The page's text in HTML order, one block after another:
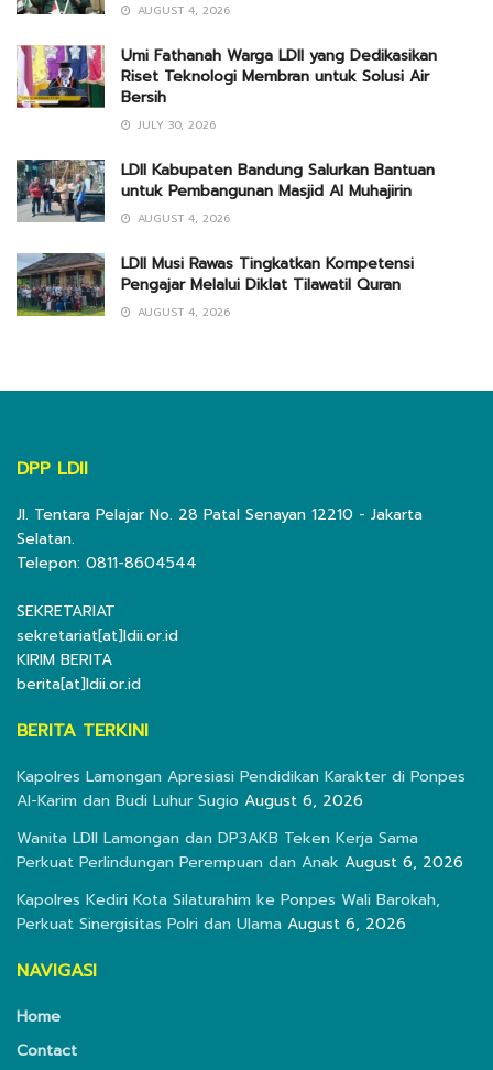
AUGUST 4, 2026
Umi Fathanah Warga LDII yang Dedikasikan
Riset Teknologi Membran untuk Solusi Air
Bersih
JULY 30, 2026
LDII Kabupaten Bandung Salurkan Bantuan
untuk Pembangunan Masjid Al Muhajirin
AUGUST 4, 2026
LDII Musi Rawas Tingkatkan Kompetensi
Pengajar Melalui Diklat Tilawatil Quran
AUGUST 4, 2026
DPP LDII
Jl. Tentara Pelajar No. 28 Patal Senayan 12210 - Jakarta
Selatan.
Telepon: 0811-8604544
SEKRETARIAT
sekretariat[at]ldii.or.id
KIRIM BERITA
berita[at]ldii.or.id
BERITA TERKINI
Kapolres Lamongan Apresiasi Pendidikan Karakter di Ponpes
Al-Karim dan Budi Luhur Sugio August 6, 2026
Wanita LDII Lamongan dan DP3AKB Teken Kerja Sama
Perkuat Perlindungan Perempuan dan Anak August 6, 2026
Kapolres Kediri Kota Silaturahim ke Ponpes Wali Barokah,
Perkuat Sinergisitas Polri dan Ulama August 6, 2026
NAVIGASI
Home
Contact